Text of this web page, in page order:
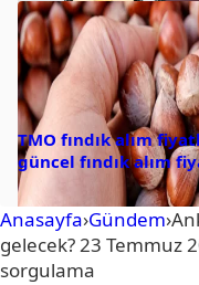
TMO fındık alım
güncel fındık alım
Anasayfa›Gündem›
gelecek? 23 Temmuz
sorgulama